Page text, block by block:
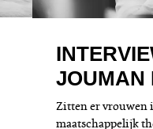
JOUMAN
Zitten er vrouwen
maatschappelijk